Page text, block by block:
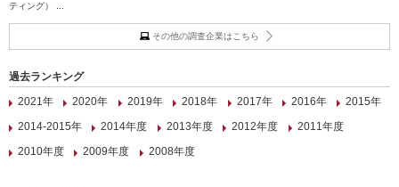
ティング） ...
その他の調査企業はこちら
過去ランキング
2021年
2020年 2019年 2018年 2017年 2016年
2015年
2014-2015年
2014年度 2013年度 2012年度
2011年度
2010年度
2009年度 2008年度